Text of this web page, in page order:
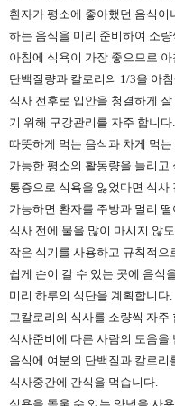
환자가 평소에 좋아했던 음식
하는 음식을 미리 준비하여 소
아침에 식욕이 가장 좋으므로
단백질량과 칼로리의 1/3을 아
식사 전후로 입안을 청결하게
기 위해 구강관리를 자주 합니다.
따뜻하게 먹는 음식과 차게 먹
가능한 평소의 활동량을 늘리
통증으로 식욕을 잃었다면 식
가능하면 환자를 주방과 멀리
식사 전에 물을 많이 마시지 않
작은 식기를 사용하고 규칙적
쉽게 손이 갈 수 있는 곳에 음식
미리 하루의 식단을 계획합니다.
고칼로리의 식사를 소량씩 자주
식사준비에 다른 사람의 도움
음식에 여분의 단백질과 칼로리
식사중간에 간식을 먹습니다.